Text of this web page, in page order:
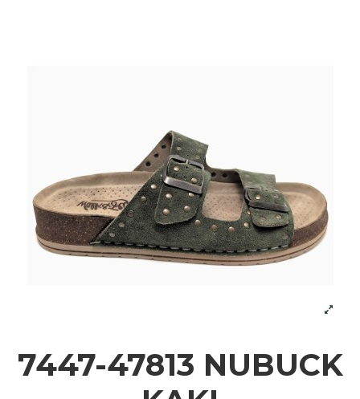
7447-47813 NUBUCK